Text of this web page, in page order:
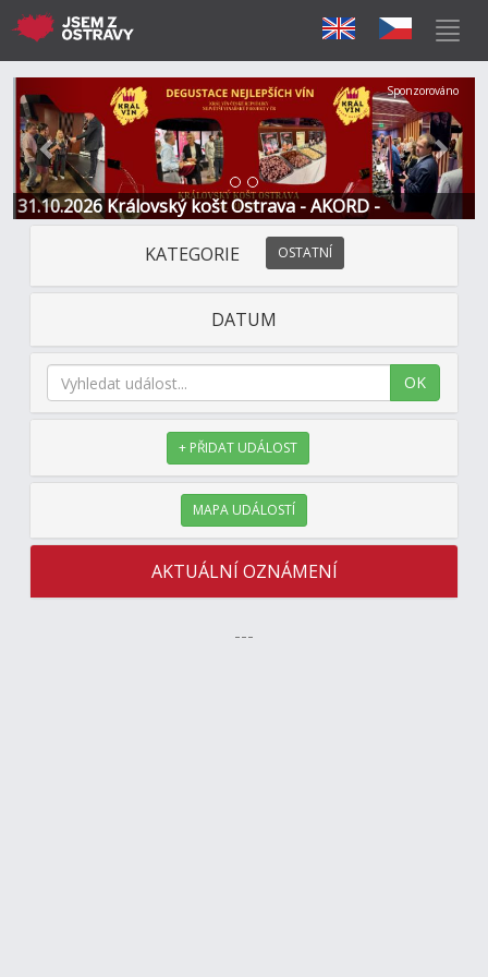
31.10.2026 Královský košt Ostrava - AKORD -
Restaurace a Hotel
Předchozí Další
Sponzorováno
KATEGORIE OSTATNÍ
DATUM
OK
+ PŘIDAT UDÁLOST
MAPA UDÁLOSTÍ
AKTUÁLNÍ OZNÁMENÍ
---